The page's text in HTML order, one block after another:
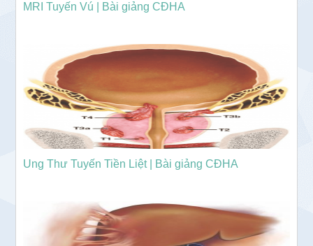
MRI Tuyến Vú | Bài giảng CĐHA
Ung Thư Tuyến Tiền Liệt | Bài giảng CĐHA